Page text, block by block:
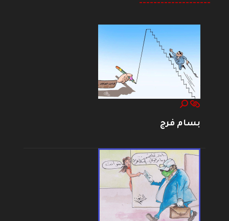
--------------------
بسام فرج